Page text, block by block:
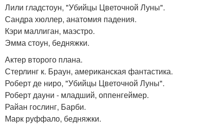
Лили гладстоун, "Убийцы Цветочной Луны".
Сандра хюллер, анатомия падения.
Кэри маллиган, маэстро.
Эмма стоун, бедняжки.
Актер второго плана.
Стерлинг к. Браун, американская фантастика.
Роберт де ниро, "Убийцы Цветочной Луны".
Роберт дауни - младший, оппенгеймер.
Райан гослинг, Барби.
Марк руффало, бедняжки.